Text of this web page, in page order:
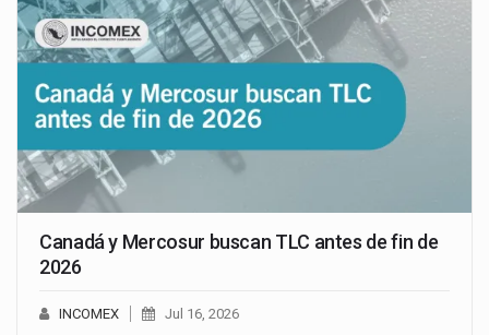
Canadá y Mercosur buscan TLC antes de fin de
2026
INCOMEX Jul 16, 2026